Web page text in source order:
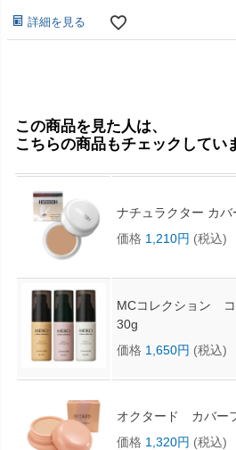
詳細を見る
この商品を見た人は、
こちらの商品もチェックしてい
ナチュラクター カ
価格 1,210円 (税込)
MCコレクション コ
30g
価格 1,650円 (税込)
オクタード カバー
価格 1,320円 (税込)